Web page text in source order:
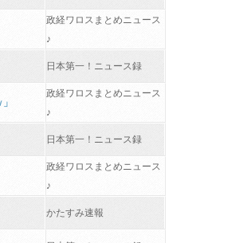
政経ワロスまとめニュース
♪
日本第一！ニュース録
政経ワロスまとめニュース
♪
日本第一！ニュース録
政経ワロスまとめニュース
♪
かたすみ速報